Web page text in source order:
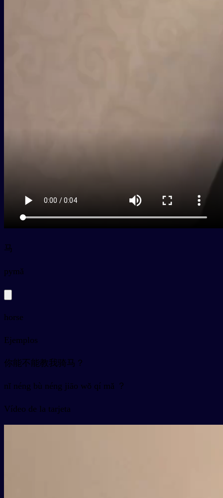
马
pymǎ
horse
Ejemplos
你能不能教我骑马？
nǐ néng bù néng jiāo wǒ qí mǎ ？
Vídeo de la tarjeta